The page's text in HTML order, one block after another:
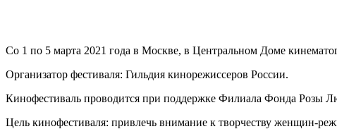
Со 1 по 5 марта 2021 года в Москве, в Центральном Доме
Организатор фестиваля: Гильдия кинорежиссеров России.
Кинофестиваль проводится при поддержке Филиала Фонда Розы
Цель кинофестиваля: привлечь внимание к творчеству женщин-